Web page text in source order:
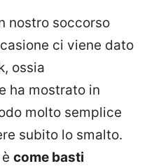
nostro soccorso
ci viene dato
ossia
ha mostrato in
molto semplice
subito lo smalto.
come basti